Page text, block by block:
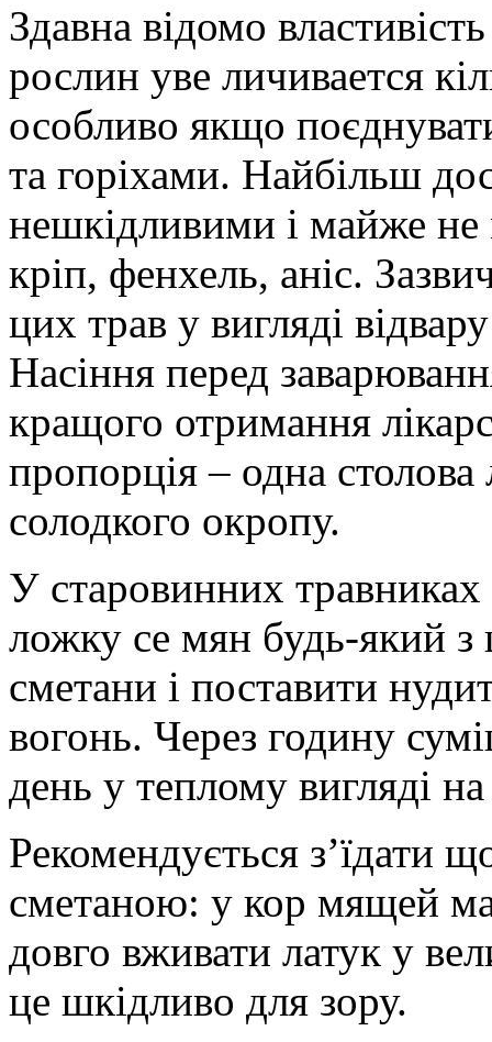
Здавна відомо
рослин уве личивается
особливо якщо
та горіхами. Найбільш
нешкідливими і майже
кріп, фенхель, аніс.
цих трав у вигляді
Насіння перед
кращого отримання
пропорція – одна
солодкого окропу.
У старовинних травниках
ложку се мян будь-який з
сметани і поставити
вогонь. Через годину
день у теплому вигляді на
Рекомендується з’їдати
сметаною: у кор мящей
довго вживати латук у
це шкідливо для зору.